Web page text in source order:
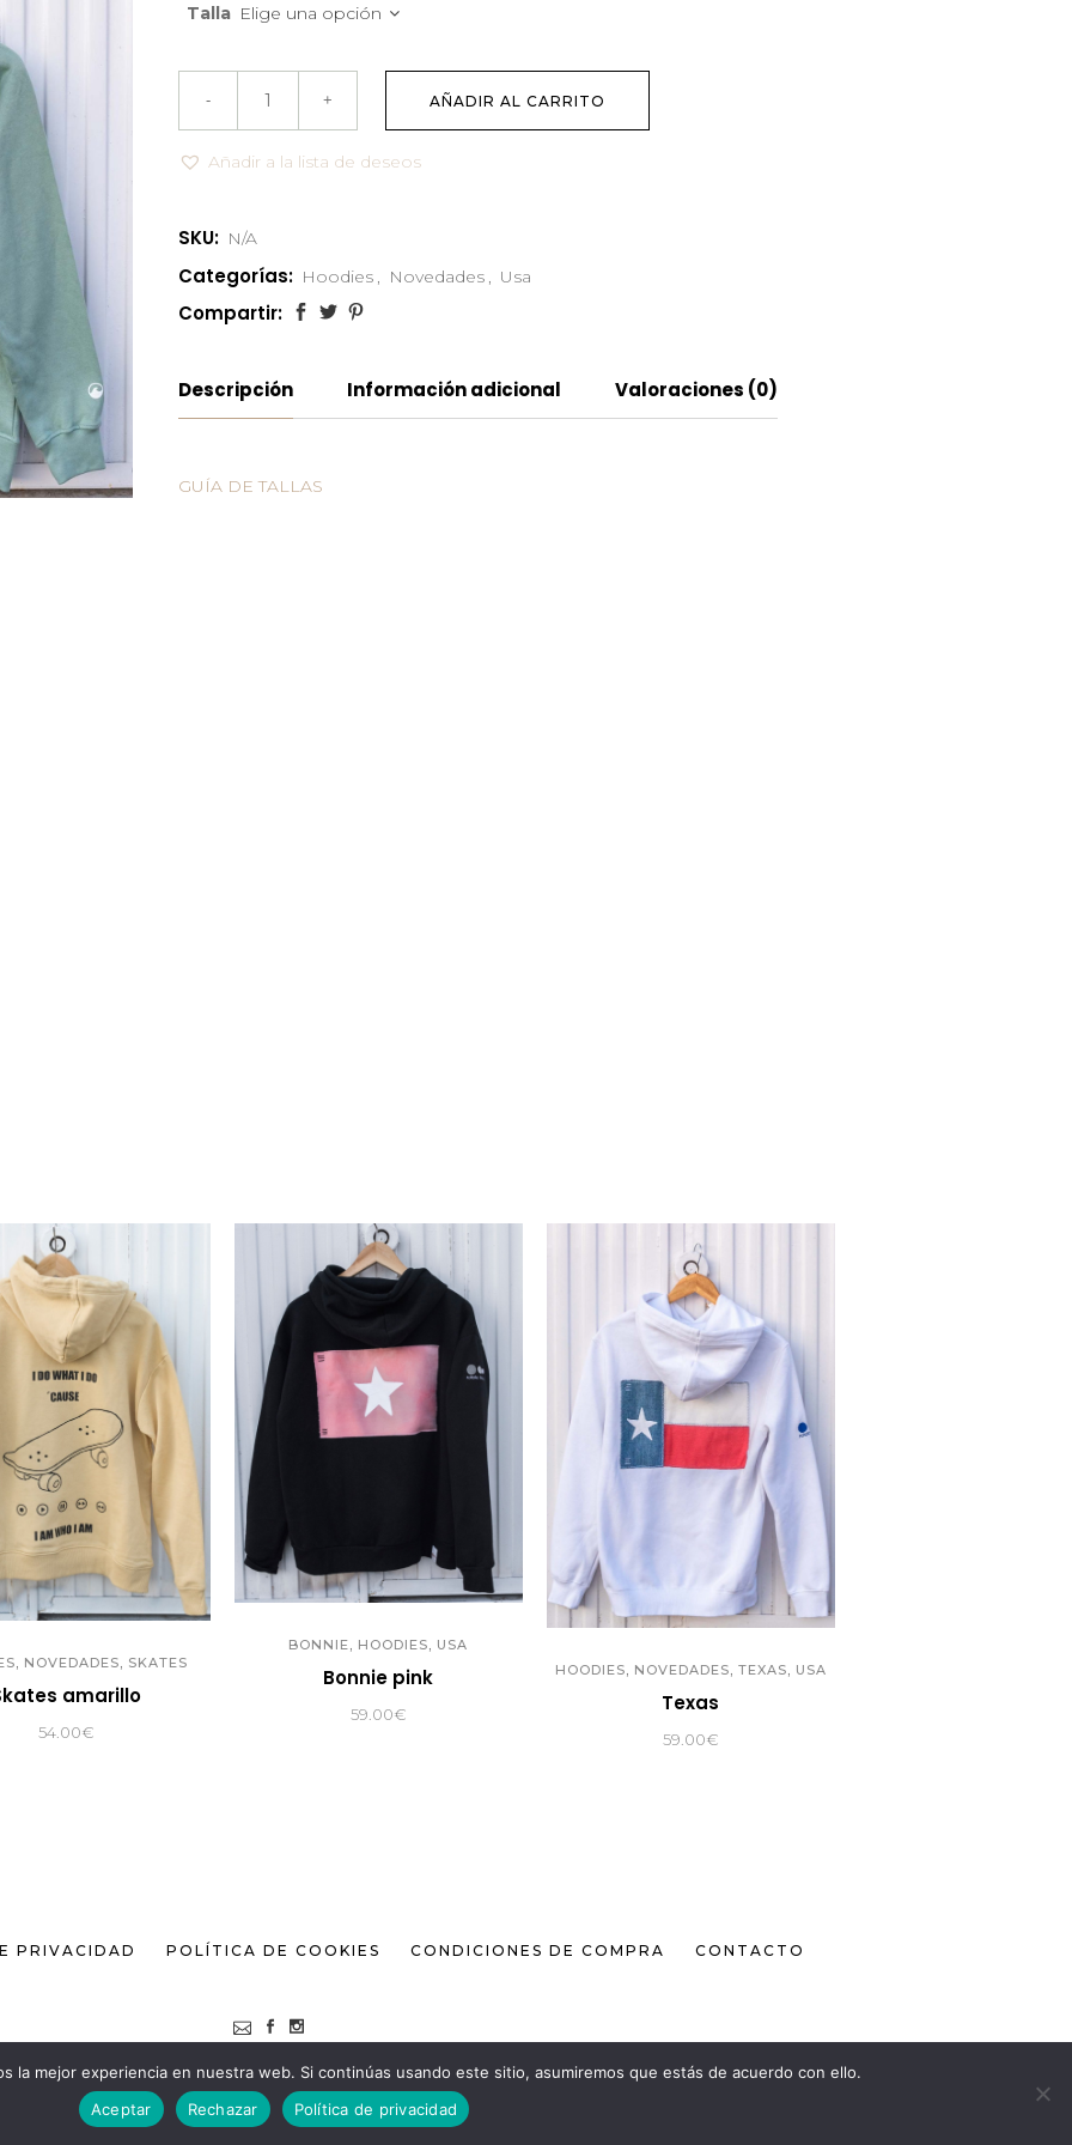
Talla Elige una opción
AÑADIR AL CARRITO
Añadir a la lista de deseos
SKU: N/A
Categorías: Hoodies , Novedades , Usa
Compartir:
Descripción Información adicional Valoraciones (0)
GUÍA DE TALLAS
, NOVEDADES, SKATES
amarillo
54.00€
BONNIE, HOODIES, USA
Bonnie pink
59.00€
HOODIES, NOVEDADES, TEXAS, USA
Texas
59.00€
PRIVACIDAD POLÍTICA DE COOKIES CONDICIONES DE COMPRA CONTACTO
DISEÑADO POR © ONDISEÑO.COM 2026
la mejor experiencia en nuestra web. Si continúas usando este sitio, asumiremos que estás de acuerdo con ello.
Aceptar
Rechazar Política de privacidad